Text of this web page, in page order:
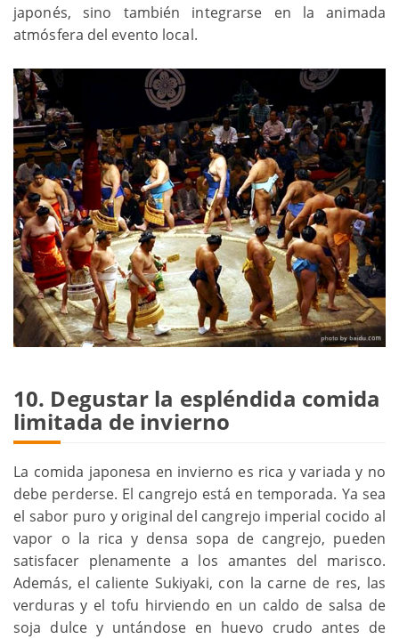
japonés, sino también integrarse en la animada
atmósfera del evento local.
10. Degustar la espléndida comida
limitada de invierno
La comida japonesa en invierno es rica y variada y no
debe perderse. El cangrejo está en temporada. Ya sea
el sabor puro y original del cangrejo imperial cocido al
vapor o la rica y densa sopa de cangrejo, pueden
satisfacer plenamente a los amantes del marisco.
Además, el caliente Sukiyaki, con la carne de res, las
verduras y el tofu hirviendo en un caldo de salsa de
soja dulce y untándose en huevo crudo antes de